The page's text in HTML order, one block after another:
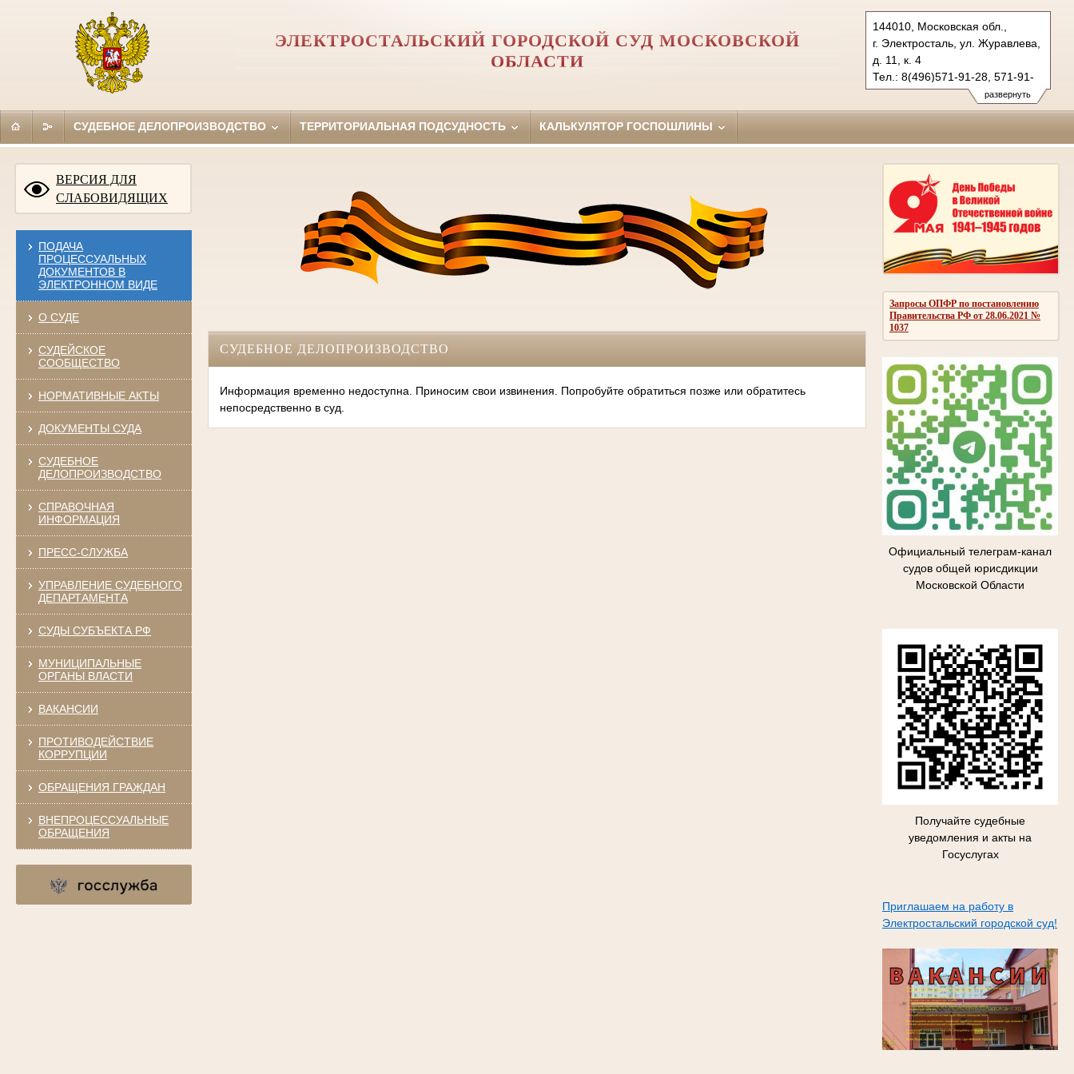
развернуть
144010, Московская обл.,
г. Электросталь, ул. Журавлева,
д. 11, к. 4
Тел.: 8(496)571-91-28, 571-91-
20 (ф.)
elektrostal.mo@sudrf.ru
ЭЛЕКТРОСТАЛЬСКИЙ ГОРОДСКОЙ СУД МОСКОВСКОЙ
ОБЛАСТИ
СУДЕБНОЕ ДЕЛОПРОИЗВОДСТВО ТЕРРИТОРИАЛЬНАЯ ПОДСУДНОСТЬ КАЛЬКУЛЯТОР ГОСПОШЛИНЫ
ВЕРСИЯ ДЛЯ
СЛАБОВИДЯЩИХ
ПОДАЧА
ПРОЦЕССУАЛЬНЫХ
ДОКУМЕНТОВ В
ЭЛЕКТРОННОМ ВИДЕ
О СУДЕ
СУДЕЙСКОЕ
СООБЩЕСТВО
НОРМАТИВНЫЕ АКТЫ
ДОКУМЕНТЫ СУДА
СУДЕБНОЕ
ДЕЛОПРОИЗВОДСТВО
СПРАВОЧНАЯ
ИНФОРМАЦИЯ
ПРЕСС-СЛУЖБА
УПРАВЛЕНИЕ СУДЕБНОГО
ДЕПАРТАМЕНТА
СУДЫ СУБЪЕКТА РФ
МУНИЦИПАЛЬНЫЕ
ОРГАНЫ ВЛАСТИ
ВАКАНСИИ
ПРОТИВОДЕЙСТВИЕ
КОРРУПЦИИ
ОБРАЩЕНИЯ ГРАЖДАН
ВНЕПРОЦЕССУАЛЬНЫЕ
ОБРАЩЕНИЯ
Запросы ОПФР по постановлению
Правительства РФ от 28.06.2021 №
1037
Официальный телеграм-канал
судов общей юрисдикции
Московской Области
Получайте судебные
уведомления и акты на
Госуслугах
Приглашаем на работу в
Электростальский городской суд!
СУДЕБНОЕ ДЕЛОПРОИЗВОДСТВО
Информация временно недоступна. Приносим свои извинения. Попробуйте обратиться позже или обратитесь
непосредственно в суд.